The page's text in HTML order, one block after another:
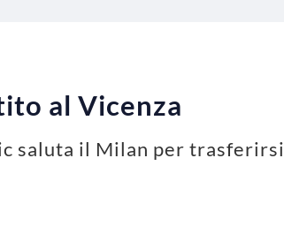
al Vicenza
saluta il Milan per trasferirsi